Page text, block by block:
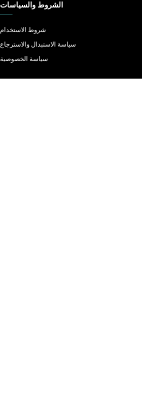
الشروط والسياسات
شروط الاستخدام
سياسة الاستبدال والاسترجاع
سياسة الخصوصية